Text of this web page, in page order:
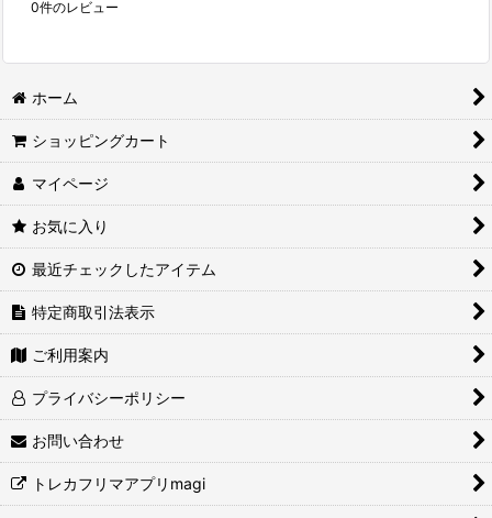
0件のレビュー
ホーム
ショッピングカート
マイページ
お気に入り
最近チェックしたアイテム
特定商取引法表示
ご利用案内
プライバシーポリシー
お問い合わせ
トレカフリマアプリmagi